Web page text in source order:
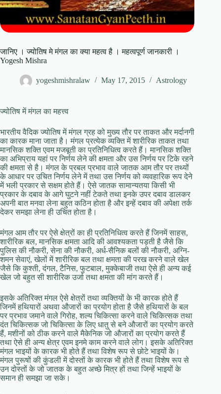
जानिए । ज्योतिष मे मंगल का क्या महत्व है । महत्वपूर्ण जानकारी ।
Yogesh Mishra
yogeshmishralaw May 17, 2015 Astrology
ज्योतिष में मंगल का महत्त्व
भारतीय वैदिक ज्योतिष में मंगल ग्रह को मुख्य तौर पर ताकत और मर्दानगी
का कारक माना जाता है। मंगल प्रत्येक व्यक्ति में शारीरिक ताकत तथा
मानसिक शक्ति एवम मजबूती का प्रतिनिधित्व करते हैं। मानसिक शक्ति
का अभिप्राय यहां पर निर्णय लेने की क्षमता और उस निर्णय पर टिके रहने
की क्षमता से है। मंगल के प्रबल प्रभाव वाले जातक आम तौर पर तथ्यों
के आधार पर उचित निर्णय लेने में तथा उस निर्णय को व्यवहारिक रूप देने
में भली प्रकार से सक्षम होते हैं। ऐसे जातक सामान्यतया किसी भी
प्रकार के दबाव के आगे घुटने नहीं टेकते तथा इनके उपर दबाव डालकर
अपनी बात मनवा लेना बहुत कठिन होता है और इन्हें दबाव की अपेक्षा तर्क
देकर समझा लेना ही उचित होता है।
मंगल आम तौर पर ऐसे क्षेत्रों का ही प्रतिनिधित्व करते हैं जिनमें साहस,
शारीरिक बल, मानसिक क्षमता आदि की आवश्यकता पड़ती है जैसे कि
पुलिस की नौकरी, सेना की नौकरी, अर्ध-सैनिक बलों की नौकरी, अग्नि-
शमन सेवाएं, खेलों में शारीरिक बल तथा क्षमता की परख करने वाले खेल
जैसे कि कुश्ती, दंगल, टैनिस, फुटबाल, मुक्केबाजी तथा ऐसे ही अन्य कई
खेल जो बहुत सी शारीरिक उर्जा तथा क्षमता की मांग करते हैं।
इसके अतिरिक्त मंगल ऐसे क्षेत्रों तथा व्यक्तियों के भी कारक होते हैं
जिनमें हथियारों अथवा औजारों का प्रयोग होता है जैसे हथियारों के बल
पर प्रभाव जमाने वाले गिरोह, शल्य चिकित्सा करने वाले चिकित्सक तथा
दंत चिकित्सक जो चिकित्सा के लिए धातु से बने औजारों का प्रयोग करते
हैं, मशीनों को ठीक करने वाले मैकेनिक जो औजारों का प्रयोग करते हैं
तथा ऐसे ही अन्य क्षेत्र एवम इनमे काम करने वाले लोग। इसके अतिरिक्त
मंगल भाइयों के कारक भी होते हैं तथा विशेष रूप से छोटे भाइयों के।
मंगल पुरूषों की कुंडली में दोस्तों के कारक भी होते हैं तथा विशेष रूप से
उन दोस्तों के जो जातक के बहुत अच्छे मित्र हों तथा जिन्हें भाइयों के
समान ही समझा जा सके।